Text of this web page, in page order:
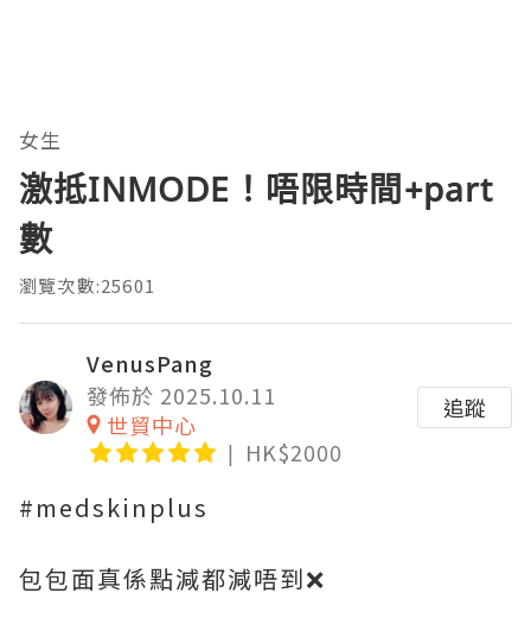
女生
激抵INMODE！唔限時間+part
數
瀏覽次數:25601
VenusPang
發佈於 2025.10.11
世貿中心
HK$2000
追蹤
#medskinplus
包包面真係點減都減唔到❌